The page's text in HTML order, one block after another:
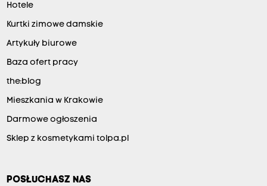
Hotele
Kurtki zimowe damskie
Artykuły biurowe
Baza ofert pracy
the:blog
Mieszkania w Krakowie
Darmowe ogłoszenia
Sklep z kosmetykami tolpa.pl
POSŁUCHASZ NAS